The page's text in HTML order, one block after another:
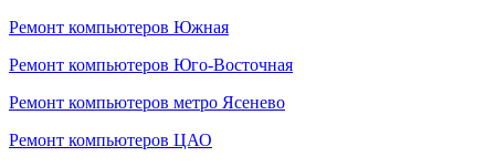
Ремонт компьютеров Южная
Ремонт компьютеров Юго-Восточная
Ремонт компьютеров метро Ясенево
Ремонт компьютеров ЦАО